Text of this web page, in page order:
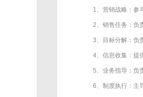
1、营销战略：参
2、销售任务：负
3、目标分解：负
4、信息收集：提
5、业务指导：负
6、制度执行：主